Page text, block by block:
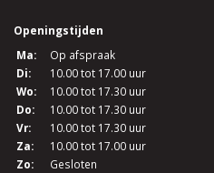
Openingstijden
Ma:
Op afspraak
Di:
10.00 tot 17.00 uur
Wo:
10.00 tot 17.30 uur
Do:
10.00 tot 17.30 uur
Vr:
10.00 tot 17.30 uur
Za:
10.00 tot 17.00 uur
Zo:
Gesloten